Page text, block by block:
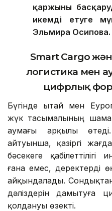
қаржыны
икемді етуге
Эльмира Осипова.
Smart Cargo
логистика мен
цифрлық
Бүгінде Қытай мен
жүк тасымалының
аумағы арқылы
айтуынша, қазіргі
бәсекеге
ғана емес, деректерді
айқындалады. Сондықтан
дәліздерін дамытуға
қолдануы өзекті.